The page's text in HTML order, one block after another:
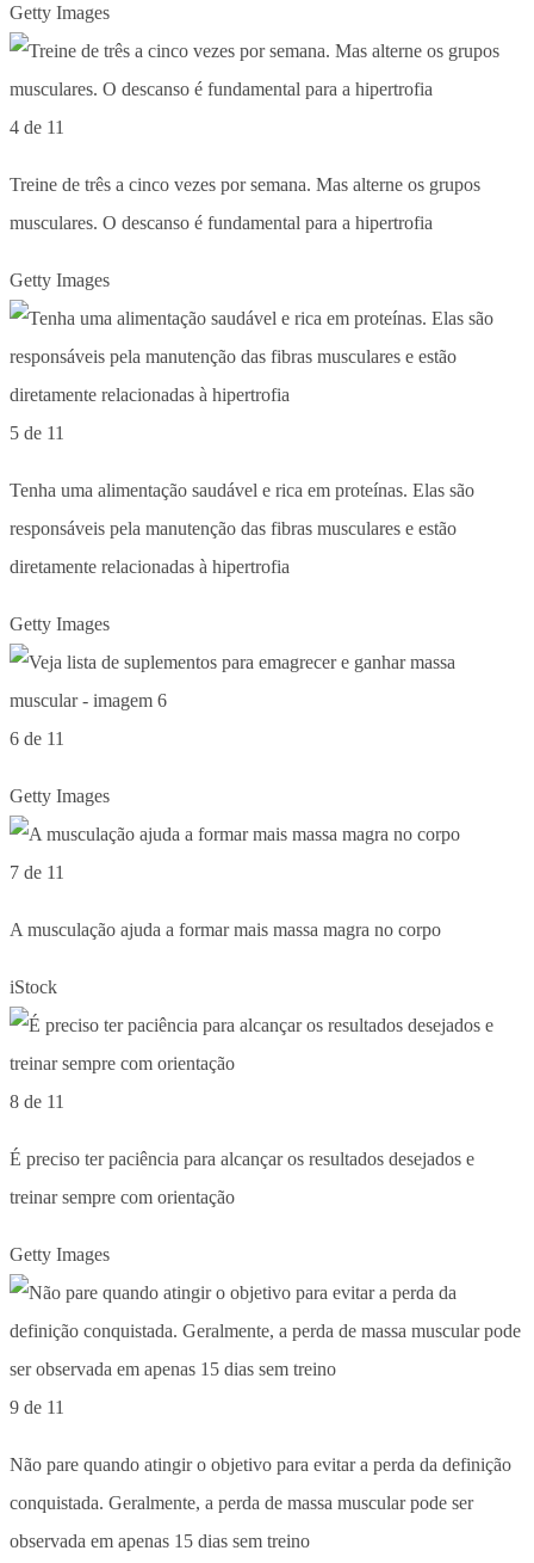
Getty Images
4 de 11
Treine de três a cinco vezes por semana. Mas alterne os grupos
musculares. O descanso é fundamental para a hipertrofia
Getty Images
5 de 11
Tenha uma alimentação saudável e rica em proteínas. Elas são
responsáveis pela manutenção das fibras musculares e estão
diretamente relacionadas à hipertrofia
Getty Images
6 de 11
Getty Images
7 de 11
A musculação ajuda a formar mais massa magra no corpo
iStock
8 de 11
É preciso ter paciência para alcançar os resultados desejados e
treinar sempre com orientação
Getty Images
9 de 11
Não pare quando atingir o objetivo para evitar a perda da definição
conquistada. Geralmente, a perda de massa muscular pode ser
observada em apenas 15 dias sem treino